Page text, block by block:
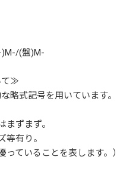
)M-/(盤)M-
て≫
略式記号を用いています。
まずまず。
等有り。
っていることを表します。）